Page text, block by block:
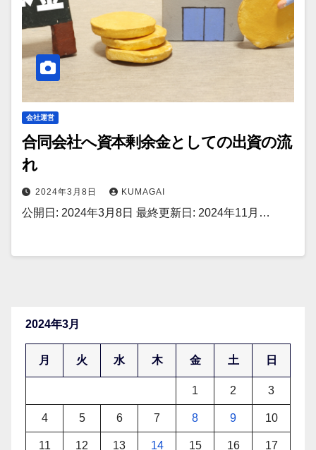
会社運営
合同会社へ資本剰余金としての出資の流
れ
2024年3月8日 KUMAGAI
公開日: 2024年3月8日 最終更新日: 2024年11月…
2024年3月
月 火 水 木 金 土 日
1 2 3
4 5 6 7 8 9 10
11 12 13 14 15 16 17